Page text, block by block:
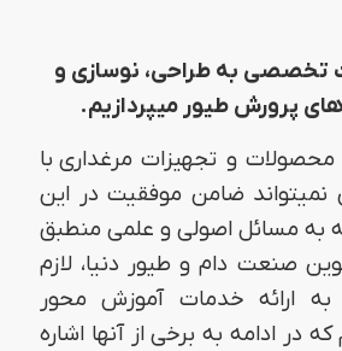
تخصصی به طراحی، نوسازی و
پرورش طیور میپردازیم.
محصولات و تجهیزات مرغداری با
نمیتواند ضامن موفقیت در این
به مسائل اصولی و علمی منطبق
صنعت دام و طیور دنیا، لازم
ارائه خدمات آموزش محور
در ادامه به برخی از آنها اشاره